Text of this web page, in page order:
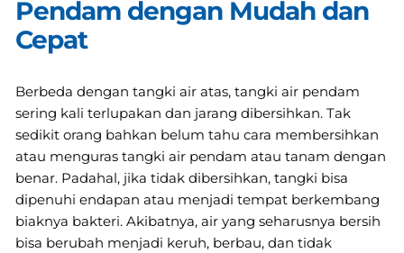
Pendam dengan Mudah dan
Cepat
Berbeda dengan tangki air atas, tangki air pendam
sering kali terlupakan dan jarang dibersihkan. Tak
sedikit orang bahkan belum tahu cara membersihkan
atau menguras tangki air pendam atau tanam dengan
benar. Padahal, jika tidak dibersihkan, tangki bisa
dipenuhi endapan atau menjadi tempat berkembang
biaknya bakteri. Akibatnya, air yang seharusnya bersih
bisa berubah menjadi keruh, berbau, dan tidak